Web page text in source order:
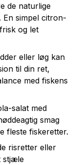
de naturlige
En simpel citron-
og let
eller løg kan
til din ret,
med fiskens
salat med
smag
fleste fiskeretter.
risretter eller
stjæle